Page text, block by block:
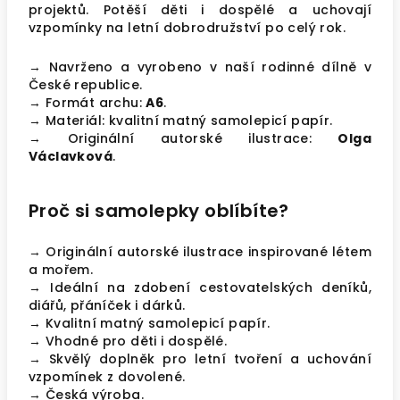
projektů. Potěší děti i dospělé a uchovají
vzpomínky na letní dobrodružství po celý rok.
→ Navrženo a vyrobeno v naší rodinné dílně v
České republice.
→ Formát archu:A6.
→ Materiál: kvalitní matný samolepicí papír.
→ Originální autorské ilustrace: Olga
Václavková.
Proč si samolepky oblíbíte?
→ Originální autorské ilustrace inspirované létem
a mořem.
→ Ideální na zdobení cestovatelských deníků,
diářů, přáníček i dárků.
→ Kvalitní matný samolepicí papír.
→ Vhodné pro děti i dospělé.
→ Skvělý doplněk pro letní tvoření a uchování
vzpomínek z dovolené.
→ Česká výroba.